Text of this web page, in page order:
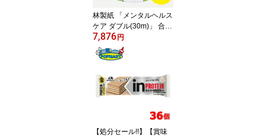
林製紙 「メンタルヘルス
ケア ダブル(30m)」 合計
100個セット トイレット
ペーパー トイレ用品 業
務用
7,876円
【処分セール!!】【賞味